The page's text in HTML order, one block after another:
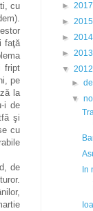
cu
faţă
fript
pe
la
i de
şi
cu
de
► 2017
► 2015
► 2014
► 2013
▼ 2012
►
▼
In